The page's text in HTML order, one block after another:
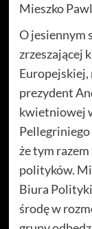
Mieszko
O jesiennym
zrzeszającej
Europejskiej,
prezydent
kwietniowej
Pellegriniego
że tym
polityków.
Biura
środę w